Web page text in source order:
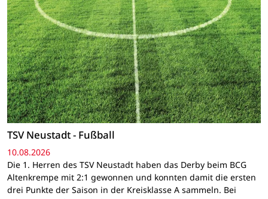
TSV Neustadt - Fußball
10.08.2026
Die 1. Herren des TSV Neustadt haben das Derby beim BCG
Altenkrempe mit 2:1 gewonnen und konnten damit die ersten
drei Punkte der Saison in der Kreisklasse A sammeln. Bei